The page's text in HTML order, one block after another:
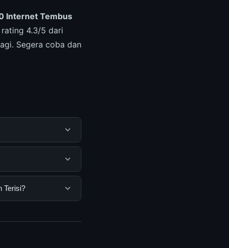
Internet Tembus
4.3/5 dari
Segera coba dan
pengguna
Tidak ada
Terisi?